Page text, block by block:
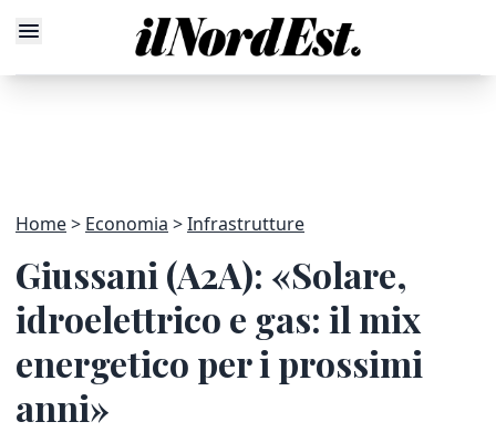
Home Economia Infrastrutture
Giussani (A2A): «Solare,
idroelettrico e gas: il mix
energetico per i prossimi
anni»